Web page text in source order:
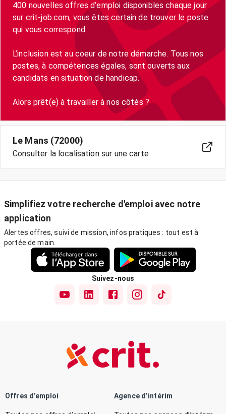
400 nouvelles offres d’emploi disponibles chaque jour
sur crit-job.com, vous êtes certain de trouver le poste
qui vous correspond.
L’inclusion est au coeur de notre démarche. Tous nos
postes, à compétences égales, sont ouverts aux
candidats en situation de handicap.
Alors prêt(e) à travailler à nos côtés ?
Le Mans (72000)
Consulter la localisation sur une carte
Simplifiez votre recherche d'emploi avec notre
application
Alertes offres, suivi de mission, infos pratiques : tout est à
portée de main.
Suivez-nous
Offres d’emploi Agence d’intérim